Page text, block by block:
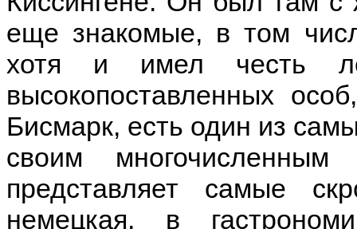
еще знакомые, в том
хотя и имел честь
высокопоставленных
Бисмарк, есть один из
своим
представляет самые
немецкая, в